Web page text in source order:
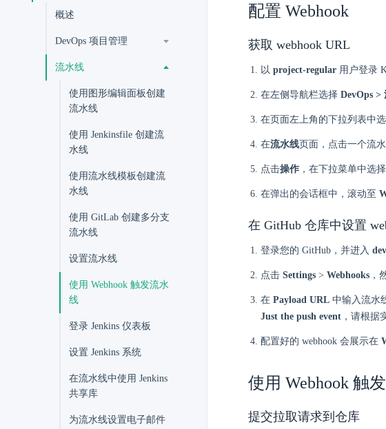
概述
DevOps 项目管理
流水线
使用图形编辑面板创建
流水线
使用 Jenkinsfile 创建流
水线
使用流水线模板创建流
水线
使用 GitLab 创建多分支
流水线
设置流水线
使用 Webhook 触发流水
线
登录 Jenkins 仪表板
设置 Jenkins 系统
在流水线中使用 Jenkins
共享库
为流水线设置电子邮件
配置 Webhook
获取 webhook URL
以 project-regular 用户登录
在左侧导航栏选择 DevOps >
在页面左上角的下拉列表中选
在流水线页面，点击一个流
点击操作 ，在下拉菜单中选择
在弹出的会话框中，滚动至
在 GitHub 仓库中设置
登录您的 GitHub，并进入
点击 Settings > Webhooks ，
在 Payload URL 中输入流水
Just the push event ，请根据
配置好的 webhook 会展示在
使用 Webhook 触
提交拉取请求到仓库